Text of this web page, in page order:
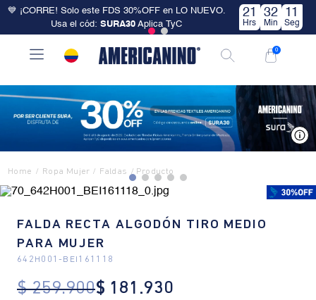
💙 ¡CORRE! Solo este FDS 30%OFF en LO NUEVO.
Usa el cód:SURA30 Aplica TyC
21
Hrs
32
Min
11
Seg
0
Ropa Mujer Faldas
FALDA RECTA ALGODÓN TIRO MEDIO
PARA MUJER
642H001- BEI161118
$ 259.900$ 181 .930